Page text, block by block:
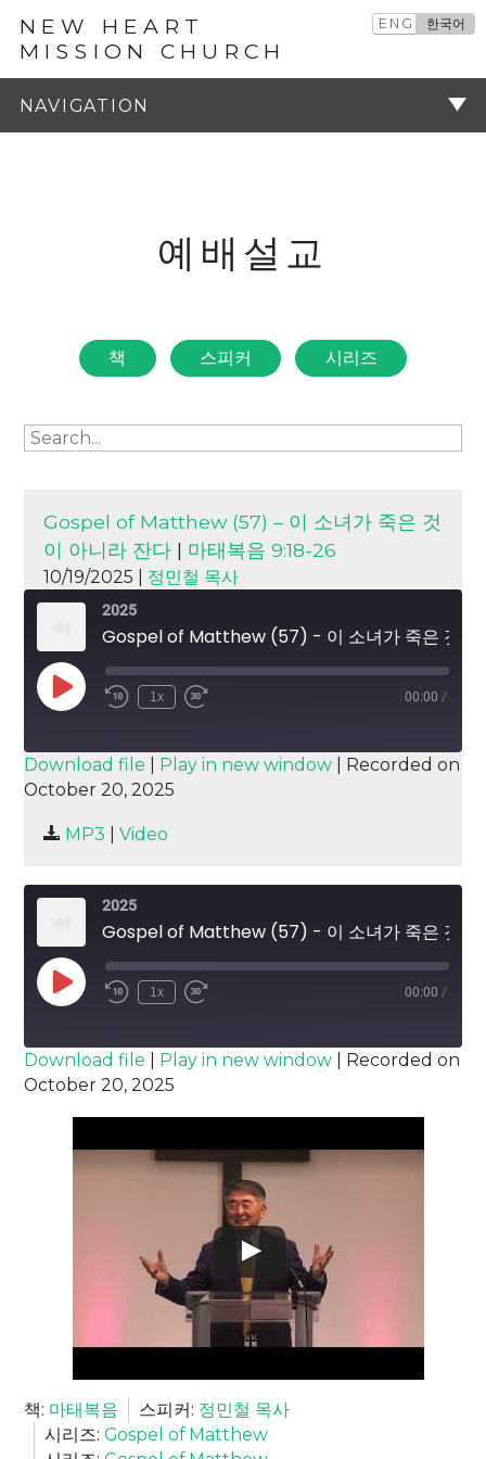
NEW HEART
MISSION CHURCH
ENG 한국어
예배설교
책 스피커 시리즈
Gospel of Matthew (57) – 이 소녀가 죽은 것
이 아니라 잔다 | 마태복음 9:18-26
10/19/2025 | 정민철 목사
2025
Play
Episode
1x 00:00 /
SUBSCRIBE SHARE
SHARE
LINK
EMBED
Download file Play in new window
Recorded on
October 20, 2025
MP3 Video
2025
Play
Episode
1x 00:00 /
SUBSCRIBE SHARE
SHARE
Download file Play in new window
Recorded on
October 20, 2025
책: 마태복음 스피커: 정민철 목사
시리즈: Gospel of Matthew